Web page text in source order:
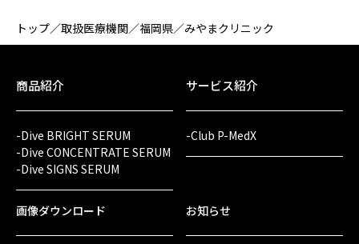
トップ／取扱医療機関／福岡県／みやまクリニック
商品紹介
-Dive BRIGHT SERUM
-Dive CONCENTRATE SERUM
-Dive SIGNS SERUM
サービス紹介
-Club P-MedX
画像ダウンロード お知らせ